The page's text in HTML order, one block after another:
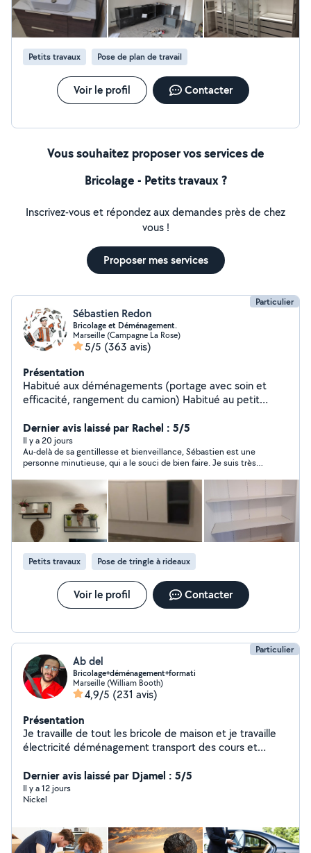
Petits travaux Pose de plan de travail
Voir le profil Contacter
Vous souhaitez proposer vos services de
Bricolage - Petits travaux ?
Inscrivez-vous et répondez aux demandes près de chez
vous !
Proposer mes services
Particulier
Sébastien Redon
Bricolage et Déménagement.
Marseille (Campagne La Rose)
5/5 (363 avis)
Présentation
Habitué aux déménagements (portage avec soin et
efficacité, rangement du camion) Habitué au petit
Fixations au mur : tringles, étagères, télévision,
moustiquaires, stores. - Electricité : luminaires,
ventilateurs de plafond, prises électriques,
interrupteurs. - Plomberie : robinets, siphons, joints
silicone, chasse d'eau, raccordement meuble vasque. -
Murs : rebouchage de trous, peinture de petites pièces.
- Divers : poignées de porte, barres de seuil, plaques de
cuisson. Habitué au jardinage : - Taille de haie,
plantation, débroussaillage, entretiens. Disponibilités : -
fins de journée (en semaine). - les week-ends.
Dernier avis laissé par Rachel : 5/5
Il y a 20 jours
Au-delà de sa gentillesse et bienveillance, Sébastien est une
personne minutieuse, qui a le souci de bien faire. Je suis très
n'hésitez pas à faire appel à ses services.
Petits travaux Pose de tringle à rideaux
Voir le profil Contacter
Particulier
Ab del
Bricolage+déménagement+formati
Marseille (William Booth)
4,9/5 (231 avis)
Présentation
Je travaille de tout les bricole de maison et je travaille
électricité déménagement transport des cours et
L'informatique
Dernier avis laissé par Djamel : 5/5
Il y a 12 jours
Nickel